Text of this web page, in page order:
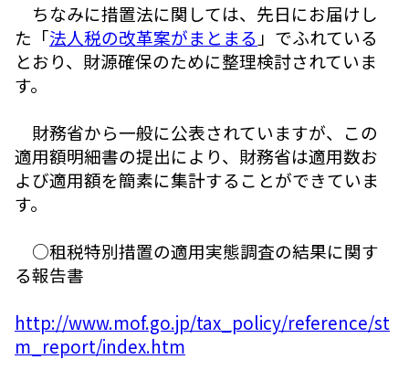
ちなみに措置法に関しては、先日にお届けし
た「法人税の改革案がまとまる 」でふれている
とおり、財源確保のために整理検討されていま
す。
財務省から一般に公表されていますが、この
適用額明細書の提出により、財務省は適用数お
よび適用額を簡素に集計することができていま
す。
○租税特別措置の適用実態調査の結果に関す
る報告書
http://www.mof.go.jp/tax_policy/reference/st
m_report/index.htm